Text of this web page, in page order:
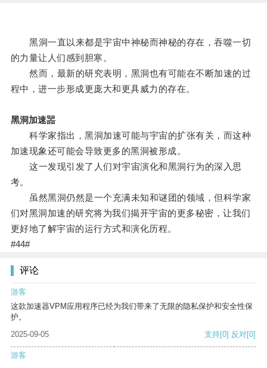
黑洞一直以来都是宇宙中神秘而神秘的存在，吞噬一切
的力量让人们感到胆寒。
然而，最新的研究表明，黑洞也有可能在不断加速的过
程中，进一步形成更庞大和更具威力的存在。
黑洞加速噐
科学家指出，黑洞加速可能与宇宙的扩张有关，而这种
加速现象还可能会导致更多的黑洞被形成。
这一发现引发了人们对宇宙演化和黑洞行为的深入思
考。
虽然黑洞仍然是一个充满未知和谜团的领域，但科学家
们对黑洞加速的研究将为我们揭开宇宙的更多秘密，让我们
更好地了解宇宙的运行方式和演化历程。
#44#
评论
游客
这款加速器VPM应用程序已经为我们带来了无限的隐私保护和安全性保
护。
2025-09-05
支持[0] 反对[0]
游客